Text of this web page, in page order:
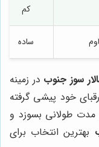
کم
ساده
سوز جنوب در زمینه
خود پیشی گرفته
مدت طولانی بسوزد و
بهترین انتخاب برای